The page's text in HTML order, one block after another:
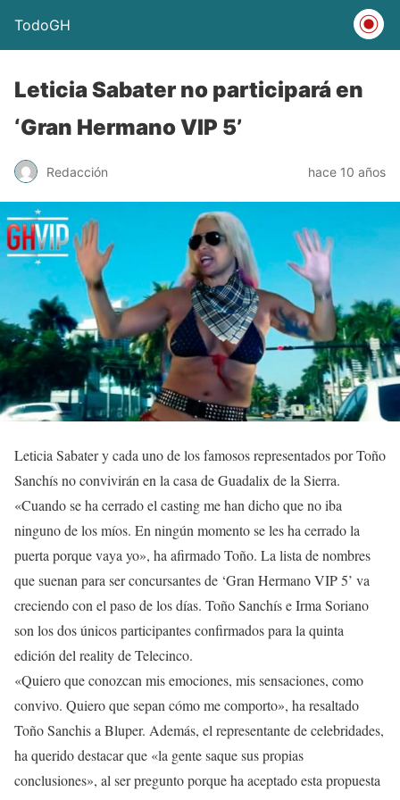
TodoGH
Leticia Sabater no participará en
‘Gran Hermano VIP 5’
Redacción hace 10 años
Leticia Sabater y cada uno de los famosos representados por Toño
Sanchís no convivirán en la casa de Guadalix de la Sierra.
«Cuando se ha cerrado el casting me han dicho que no iba
ninguno de los míos. En ningún momento se les ha cerrado la
puerta porque vaya yo», ha afirmado Toño. La lista de nombres
que suenan para ser concursantes de ‘Gran Hermano VIP 5’ va
creciendo con el paso de los días. Toño Sanchís e Irma Soriano
son los dos únicos participantes confirmados para la quinta
edición del reality de Telecinco.
«Quiero que conozcan mis emociones, mis sensaciones, como
convivo. Quiero que sepan cómo me comporto», ha resaltado
Toño Sanchis a Bluper. Además, el representante de celebridades,
ha querido destacar que «la gente saque sus propias
conclusiones», al ser pregunto porque ha aceptado esta propuesta